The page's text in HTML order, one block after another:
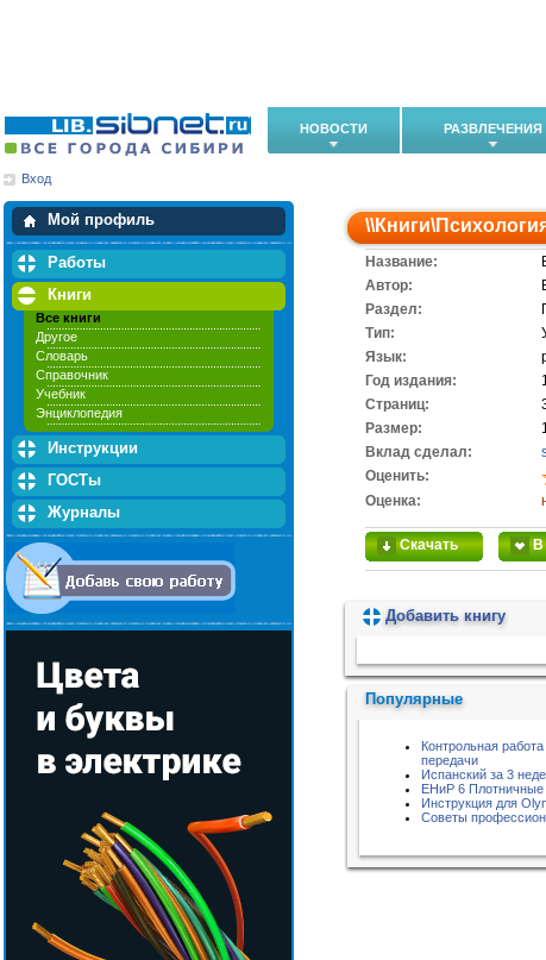
НОВОСТИ РАЗВЛЕЧЕНИЯ
Вход
Мой профиль
Мои закладки
Работы
Книги
Все книги
Другое
Словарь
Справочник
Учебник
Энциклопедия
Инструкции
ГОСТы
Журналы
\\Книги\
Название:
Автор:
Раздел:
Тип:
Язык:
Год издания:
Cтраниц:
Размер:
Вклад сделал:
Оценить:
Оценка:
Скачать В
Добавить книгу
Популярные
Контрольная
передачи
Испанский за 3
ЕНиР 6 Плотничные
Инструкция для
Советы